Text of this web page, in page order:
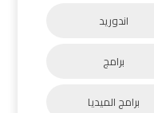
اندوريد
برامج
برامج الميديا